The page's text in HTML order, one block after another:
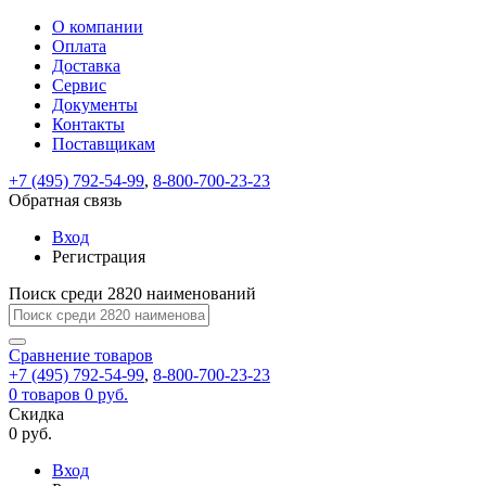
ВходРегистрация
Только
test@example.com
отправлена
по
ней
для
регистрации.
Ок
Только
Запомнить
меня
Забыли
Восстановление
пароля
Заполните
форму.
Мы
отправим
ссылку
на
указанный
электронный
адрес,
перейдя
по
которой
вы
новый
На
вашу
test@test.ru
отправлена
ссылка.
Перейдите
по
для
смены
пароля.
Введите
новый
пароль
Сменить
Пароль
успешно
Войти
Обратная
связь
Сообщение
пользовательского
соглашения
Ваше
сообщение
успешно
О компании
Оплата
Доставка
Сервис
Документы
Контакты
Поставщикам
+7 (495) 792-54-99, 8-800-700-23-23
Обратная связь
Вход
Регистрация
Поиск среди 2820 наименований
Сравнение товаров
+7 (495) 792-54-99, 8-800-700-23-23
0 товаров 0 руб.
Скидка
0 руб.
Вход